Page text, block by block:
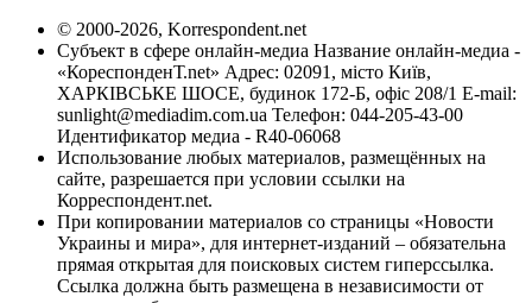
© 2000-2026, Korrespondent.net
Субъект в сфере онлайн-медиа Название онлайн-медиа -
«КореспонденТ.net» Адрес: 02091, місто Київ,
ХАРКІВСЬКЕ ШОСЕ, будинок 172-Б, офіс 208/1 E-mail:
sunlight@mediadim.com.ua Телефон: 044-205-43-00
Идентификатор медиа - R40-06068
Использование любых материалов, размещённых на
сайте, разрешается при условии ссылки на
Корреспондент.net.
При копировании материалов со страницы «Новости
Украины и мира», для интернет-изданий – обязательна
прямая открытая для поисковых систем гиперссылка.
Ссылка должна быть размещена в независимости от